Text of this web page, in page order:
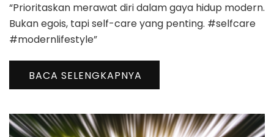
“Prioritaskan merawat diri dalam gaya hidup modern.
Bukan egois, tapi self-care yang penting. #selfcare
#modernlifestyle”
BACA SELENGKAPNYA